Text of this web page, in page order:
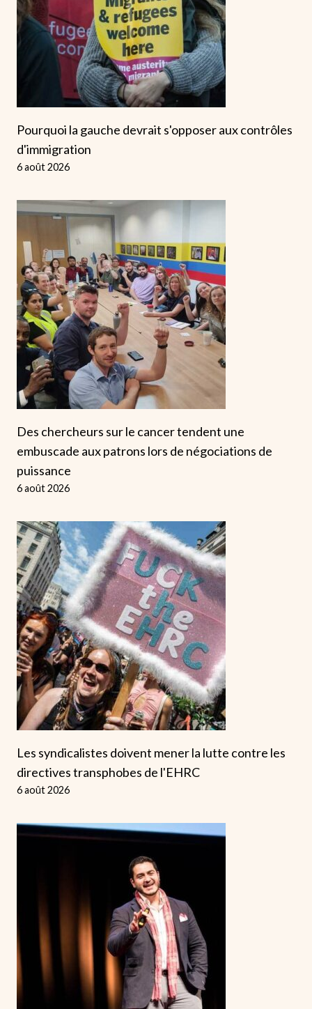
Pourquoi la gauche devrait s'opposer aux contrôles
d'immigration
6 août 2026
Des chercheurs sur le cancer tendent une
embuscade aux patrons lors de négociations de
puissance
6 août 2026
Les syndicalistes doivent mener la lutte contre les
directives transphobes de l'EHRC
6 août 2026